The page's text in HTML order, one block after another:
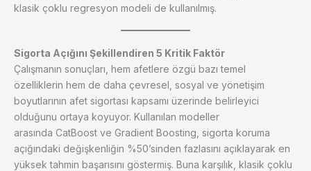
klasik çoklu regresyon modeli de kullanılmış.
Sigorta Açığını Şekillendiren 5 Kritik Faktör
Çalışmanın sonuçları, hem afetlere özgü bazı temel
özelliklerin hem de daha çevresel, sosyal ve yönetişim
boyutlarının afet sigortası kapsamı üzerinde belirleyici
olduğunu ortaya koyuyor. Kullanılan modeller
arasında CatBoost ve Gradient Boosting, sigorta koruma
açığındaki değişkenliğin %50’sinden fazlasını açıklayarak en
yüksek tahmin başarısını göstermiş. Buna karşılık, klasik çoklu